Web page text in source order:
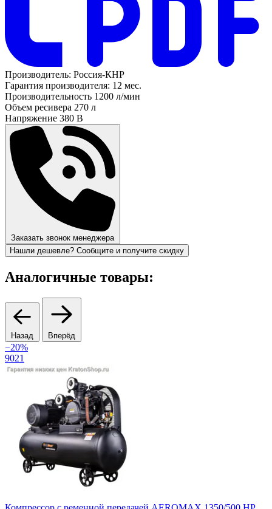
Производитель: Россия-КНР
Гарантия производителя: 12 мес.
Производительность 1200 л/мин
Объем ресивера 270 л
Напряжение 380 В
Заказать звонок менеджера
Нашли дешевле? Сообщите и получите скидку
Аналогичные товары:
Назад Вперёд
−20%
9021